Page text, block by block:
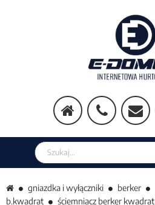
Szukaj w sklepie
gniazdka i wyłączniki berker
b.kwadrat
ściemniacz berker kwadrat